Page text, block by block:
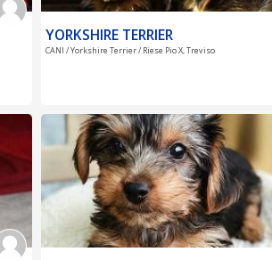
YORKSHIRE TERRIER
CANI / Yorkshire Terrier / Riese Pio X, Treviso